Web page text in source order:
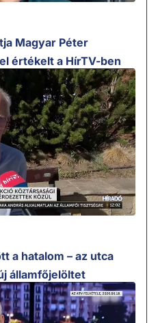
Magyar Péter
értékelt a HírTV-ben
a hatalom – az utca
államfőjelöltet